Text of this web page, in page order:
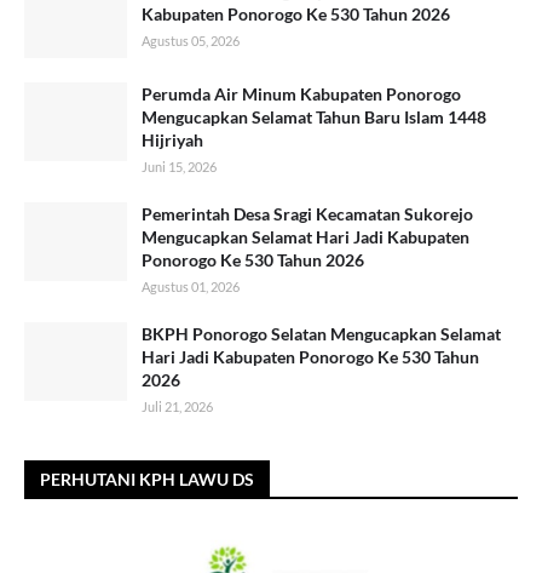
Kabupaten Ponorogo Ke 530 Tahun 2026
Agustus 05, 2026
Perumda Air Minum Kabupaten Ponorogo
Mengucapkan Selamat Tahun Baru Islam 1448
Hijriyah
Juni 15, 2026
Pemerintah Desa Sragi Kecamatan Sukorejo
Mengucapkan Selamat Hari Jadi Kabupaten
Ponorogo Ke 530 Tahun 2026
Agustus 01, 2026
BKPH Ponorogo Selatan Mengucapkan Selamat
Hari Jadi Kabupaten Ponorogo Ke 530 Tahun
2026
Juli 21, 2026
PERHUTANI KPH LAWU DS